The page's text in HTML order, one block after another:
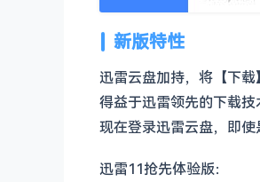
新版特性
迅雷云盘加持，将【下载
得益于迅雷领先的下载技
现在登录迅雷云盘，即
迅雷11抢先体验版：